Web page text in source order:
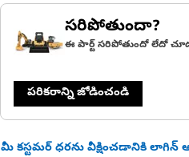
సరిపోతుందా?
ఈ పార్ట్ సరిపోతుందో లేదో
పరికరాన్ని జోడించండి
మీ కస్టమర్ ధరను వీక్షించడానికి లాగిన్